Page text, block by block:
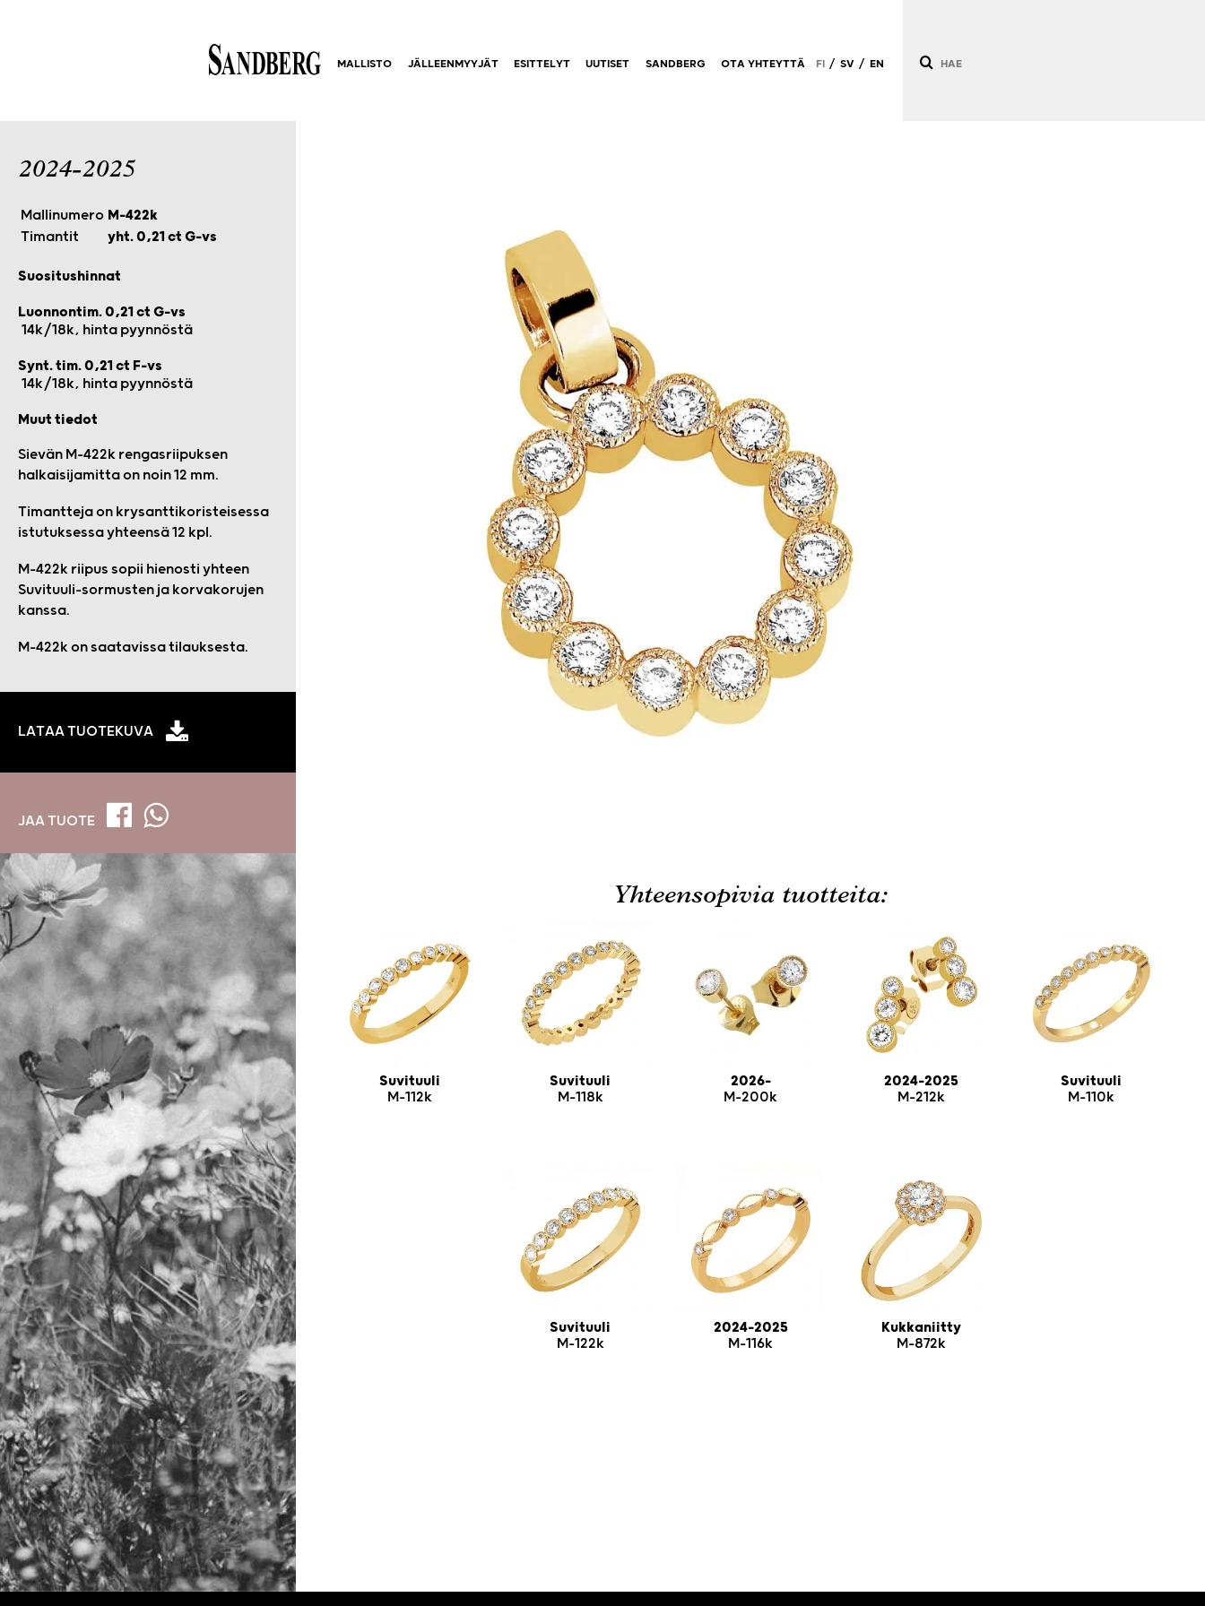
2024-2025
Mallinumero M-422k
Timantit
yht. 0,21 ct G-vs
Suositushinnat
Luonnontim. 0,21 ct G-vs
14k/18k, hinta pyynnöstä
Synt. tim. 0,21 ct F-vs
14k/18k, hinta pyynnöstä
Muut tiedot
Sievän M-422k rengasriipuksen
halkaisijamitta on noin 12 mm.
Timantteja on krysanttikoristeisessa
istutuksessa yhteensä 12 kpl.
M-422k riipus sopii hienosti yhteen
Suvituuli-sormusten ja korvakorujen
kanssa.
M-422k on saatavissa tilauksesta.
LATAA TUOTEKUVA
JAA TUOTE
Yhteensopivia tuotteita:
Suvituuli
M-112k
Suvituuli
M-118k
2026-
M-200k
2024-2025
M-212k
Suvituuli
M-110k
Suvituuli
M-122k
2024-2025
M-116k
Kukkaniitty
M-872k
MALLISTO JÄLLEENMYYJÄT ESITTELYT UUTISET SANDBERG OTA YHTEYTTÄ FI / SV / EN